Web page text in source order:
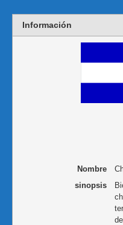
Información
Nombre
sinopsis